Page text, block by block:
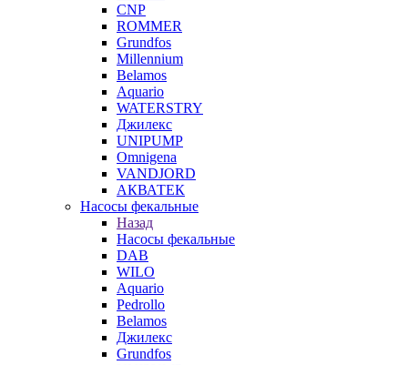
CNP
ROMMER
Grundfos
Millennium
Belamos
Aquario
WATERSTRY
Джилекс
UNIPUMP
Omnigena
VANDJORD
АКВАТЕК
Насосы фекальные
Назад
Насосы фекальные
DAB
WILO
Aquario
Pedrollo
Belamos
Джилекс
Grundfos